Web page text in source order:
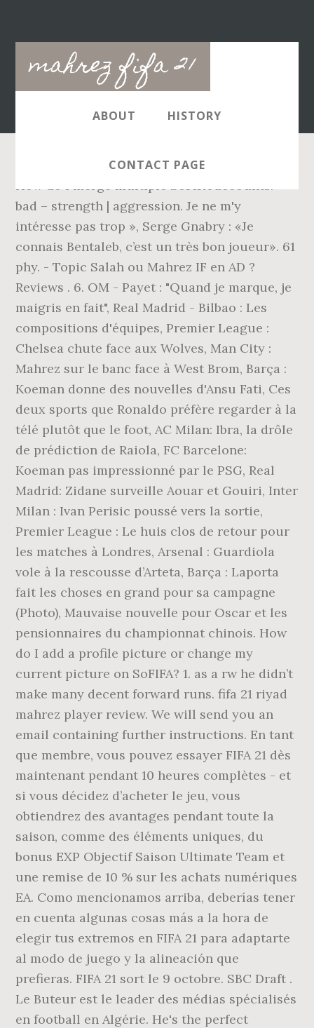
mahrez fifa 21
Main
navigation
ABOUT HISTORY
CONTACT PAGE
How do I merge multiple SoFIFA accounts.
bad – strength | aggression. Je ne m'y
intéresse pas trop », Serge Gnabry : «Je
connais Bentaleb, c’est un très bon joueur». 61
phy. - Topic Salah ou Mahrez IF en AD ?
Reviews . 6. OM - Payet : "Quand je marque, je
maigris en fait", Real Madrid - Bilbao : Les
compositions d'équipes, Premier League :
Chelsea chute face aux Wolves, Man City :
Mahrez sur le banc face à West Brom, Barça :
Koeman donne des nouvelles d'Ansu Fati, Ces
deux sports que Ronaldo préfère regarder à la
télé plutôt que le foot, AC Milan: Ibra, la drôle
de prédiction de Raiola, FC Barcelone:
Koeman pas impressionné par le PSG, Real
Madrid: Zidane surveille Aouar et Gouiri, Inter
Milan : Ivan Perisic poussé vers la sortie,
Premier League : Le huis clos de retour pour
les matches à Londres, Arsenal : Guardiola
vole à la rescousse d’Arteta, Barça : Laporta
fait les choses en grand pour sa campagne
(Photo), Mauvaise nouvelle pour Oscar et les
pensionnaires du championnat chinois. How
do I add a profile picture or change my
current picture on SoFIFA? 1. as a rw he didn’t
make many decent forward runs. fifa 21 riyad
mahrez player review. We will send you an
email containing further instructions. En tant
que membre, vous pouvez essayer FIFA 21 dès
maintenant pendant 10 heures complètes - et
si vous décidez d’acheter le jeu, vous
obtiendrez des avantages pendant toute la
saison, comme des éléments uniques, du
bonus EXP Objectif Saison Ultimate Team et
une remise de 10 % sur les achats numériques
EA. Como mencionamos arriba, deberías tener
en cuenta algunas cosas más a la hora de
elegir tus extremos en FIFA 21 para adaptarte
al modo de juego y la alineación que
prefieras. FIFA 21 sort le 9 octobre. SBC Draft .
Le Buteur est le leader des médias spécialisés
en football en Algérie. He's the perfect